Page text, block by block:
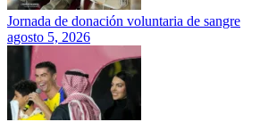
Jornada de donación voluntaria de sangre
agosto 5, 2026